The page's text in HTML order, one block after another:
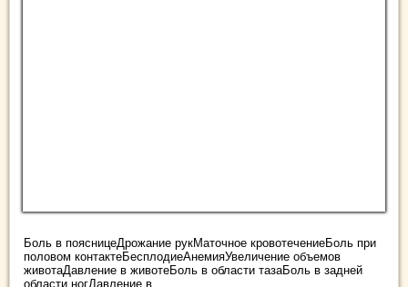
Боль в поясницеДрожание рукМаточное кровотечениеБоль при
половом контактеБесплодиеАнемияУвеличение объемов
животаДавление в животеБоль в области тазаБоль в задней
области ногДавление в ...